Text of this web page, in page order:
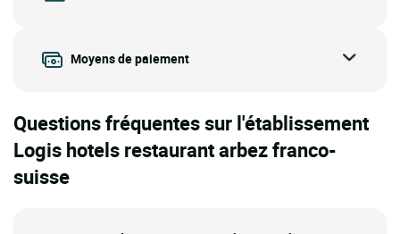
Moyens de paiement
Questions fréquentes sur l'établissement
Logis hotels restaurant arbez franco-
suisse